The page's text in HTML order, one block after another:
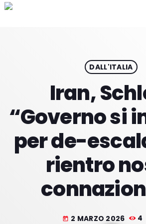
PROGRAMACION
DALL'ITALIA
Iran,
“Governo si
per de-
rientro
today 2 MARZO 2026 4